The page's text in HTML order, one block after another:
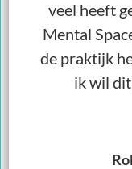
veel heeft
Mental
de praktijk
ik wil